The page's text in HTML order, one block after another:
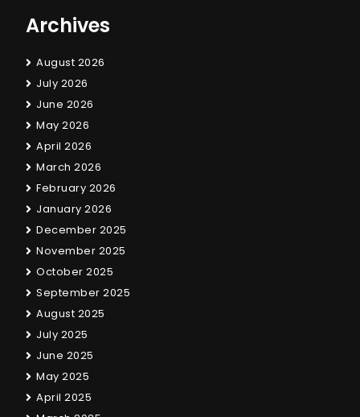
Archives
August 2026
July 2026
June 2026
May 2026
April 2026
March 2026
February 2026
January 2026
December 2025
November 2025
October 2025
September 2025
August 2025
July 2025
June 2025
May 2025
April 2025